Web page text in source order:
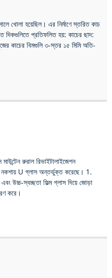
খোলা হয়েছিল। এর নির্মাণে স্তরিত কাচ
দিকগুলিতে প্রতিফলিত হয়: কাচের ছাদ:
কাচের বিমগুলি ৩-স্তর ১৫ মিমি অতি-
রুরাল রিভাইটালাইজেশন
নকশায় U গ্লাস অন্তর্ভুক্ত করেছে। 1.
উচ্চ-স্বচ্ছতা ফিল্ম গ্লাস দিয়ে জোড়া
করে।